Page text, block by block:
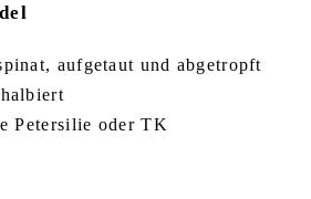
aufgetaut und abgetropft
Petersilie oder TK